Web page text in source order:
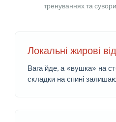
тренуваннях та
Локальні жирові
Вага йде, а «вушка» на
складки на спині